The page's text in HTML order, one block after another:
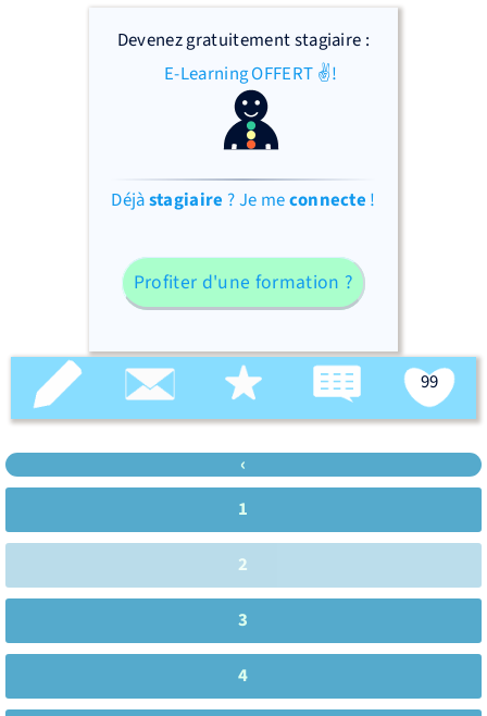
Devenez gratuitement stagiaire :
E-Learning OFFERT ✌!
Déjàstagiaire ? Je meconnecte !
Profiter d'une formation ?
99
‹
1
2
3
4